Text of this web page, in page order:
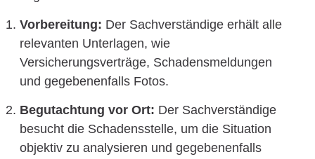
Vorbereitung: Der Sachverständige erhält alle
relevanten Unterlagen, wie
Versicherungsverträge, Schadensmeldungen
und gegebenenfalls Fotos.
Begutachtung vor Ort: Der Sachverständige
besucht die Schadensstelle, um die Situation
objektiv zu analysieren und gegebenenfalls